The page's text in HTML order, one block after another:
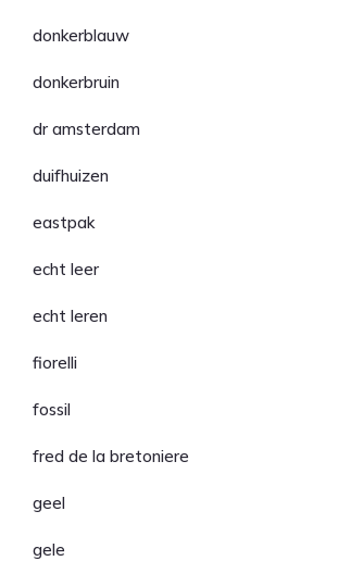
donkerblauw
donkerbruin
dr amsterdam
duifhuizen
eastpak
echt leer
echt leren
fiorelli
fossil
fred de la bretoniere
geel
gele